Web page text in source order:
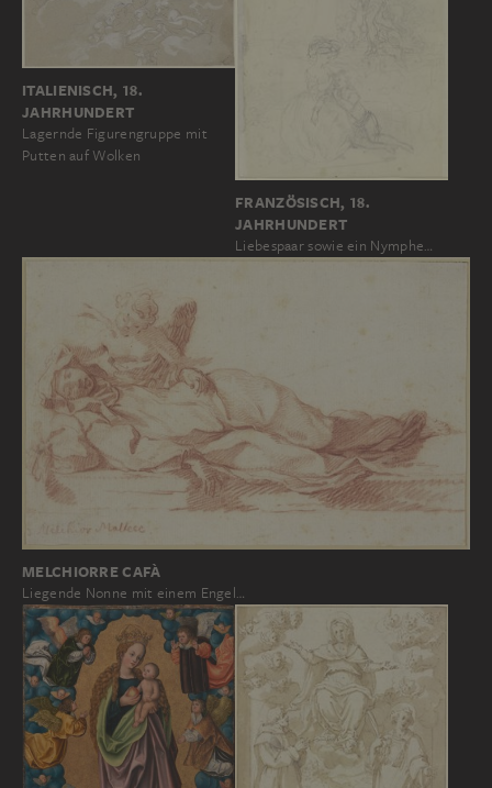
ITALIENISCH, 18.
JAHRHUNDERT
Lagernde Figurengruppe mit
Putten auf Wolken
FRANZÖSISCH, 18.
JAHRHUNDERT
Liebespaar sowie ein Nymphe…
MELCHIORRE CAFÀ
Liegende Nonne mit einem Engel…